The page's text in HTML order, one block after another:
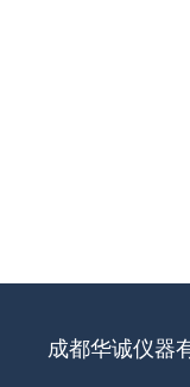
成都华诚仪器